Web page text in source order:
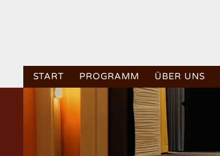
START PROGRAMM ÜBER UNS